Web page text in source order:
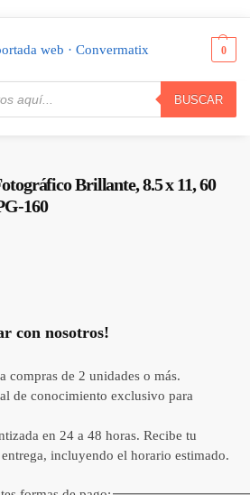
BUSCAR
0
/ Papel / Klip Xtreme Papel Fotográfico Brillante, 8.5 x 11, 60 Hojas, 200 gr/m · KPG-160
Brillante, 8.5 x 11, 60
160
con nosotros!
compras de 2 unidades o más.
de conocimiento exclusivo para
en 24 a 48 horas. Recibe tu
incluyendo el horario estimado.